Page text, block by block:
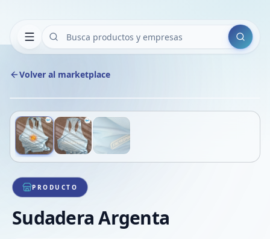
Buscar
Volver al marketplace
1/3
PRODUCTO
Sudadera Argenta